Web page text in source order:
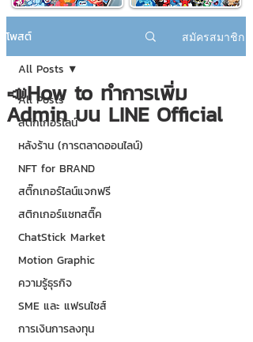
โพสต์ สมัครสมาชิก
All Posts
สติกเกอร์ไลน์
หลังร้าน (การตลาดออนไลน์)
NFT for BRAND
สติ๊กเกอร์ไลน์แจกฟรี
สติกเกอร์แชทสติ๊ค
ChatStick Market
Motion Graphic
ความรู้ธุรกิจ
SME และ แฟรนไชส์
การเงินการลงทุน
All Posts
📣How to ทำการเพิ่ม
Admin บน LINE Official